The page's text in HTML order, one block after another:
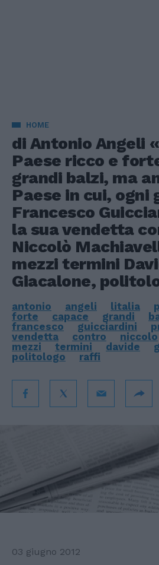
HOME
di Antonio Angeli
Paese ricco e
grandi balzi, ma
Paese in cui, ogni
Francesco
la sua vendetta
Niccolò
mezzi termini
Giacalone,
antonio angeli litalia
forte
capace grandi
francesco
guicciardini
vendetta
contro niccolo
mezzi
termini davide
politologo
raffi
03 giugno 2012